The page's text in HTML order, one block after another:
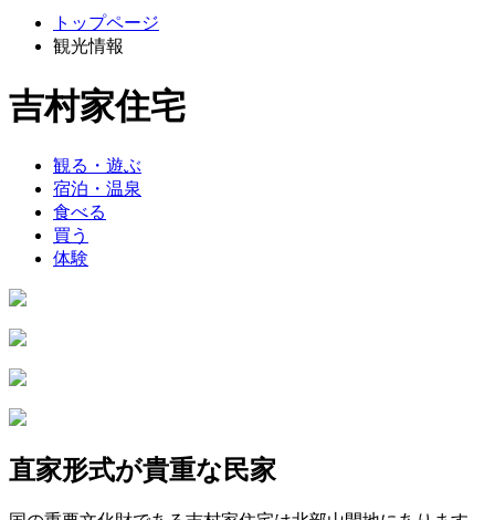
トップページ
観光情報
吉村家住宅
観る・遊ぶ
宿泊・温泉
食べる
買う
体験
直家形式が貴重な民家